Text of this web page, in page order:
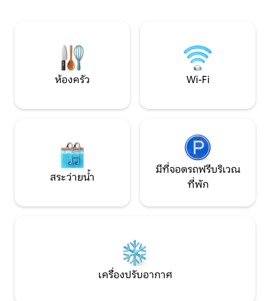
ความเป็นส่วนตัว และช่วงเวลาอันตราตรึงใจ
ร่วมกัน ท่ามกลางความสะดวกสบายและ
บรรยากาศที่เหมือนอยู่ในความฝัน
ง่ายดาย
ห้องครัว Wi-Fi
สระว่ายน้ำ
มีที่จอดรถฟรีบริเวณ
ที่พัก
เครื่องปรับอากาศ